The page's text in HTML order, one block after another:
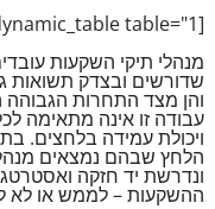
[dynamic_table table="1"] [dynamic_table table="2"]
מנהלי תיקי השקעות
שדורשים ובצדק תשואות
והן מצד התחרות הגבוהה
עבודה זו אינה מתאימה
ויכולת עמידה בלחצים.
הלחץ שבהם נמצאים
ונדרשת יד חזקה
ההשקעות – לממש או לא